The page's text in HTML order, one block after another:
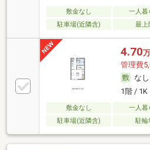
敷金なし 一人暮
駐車場(近隣含)
最上
4.70
管理費
なし
1階 / 1K
敷金なし 一人暮
駐車場(近隣含)
駐輪